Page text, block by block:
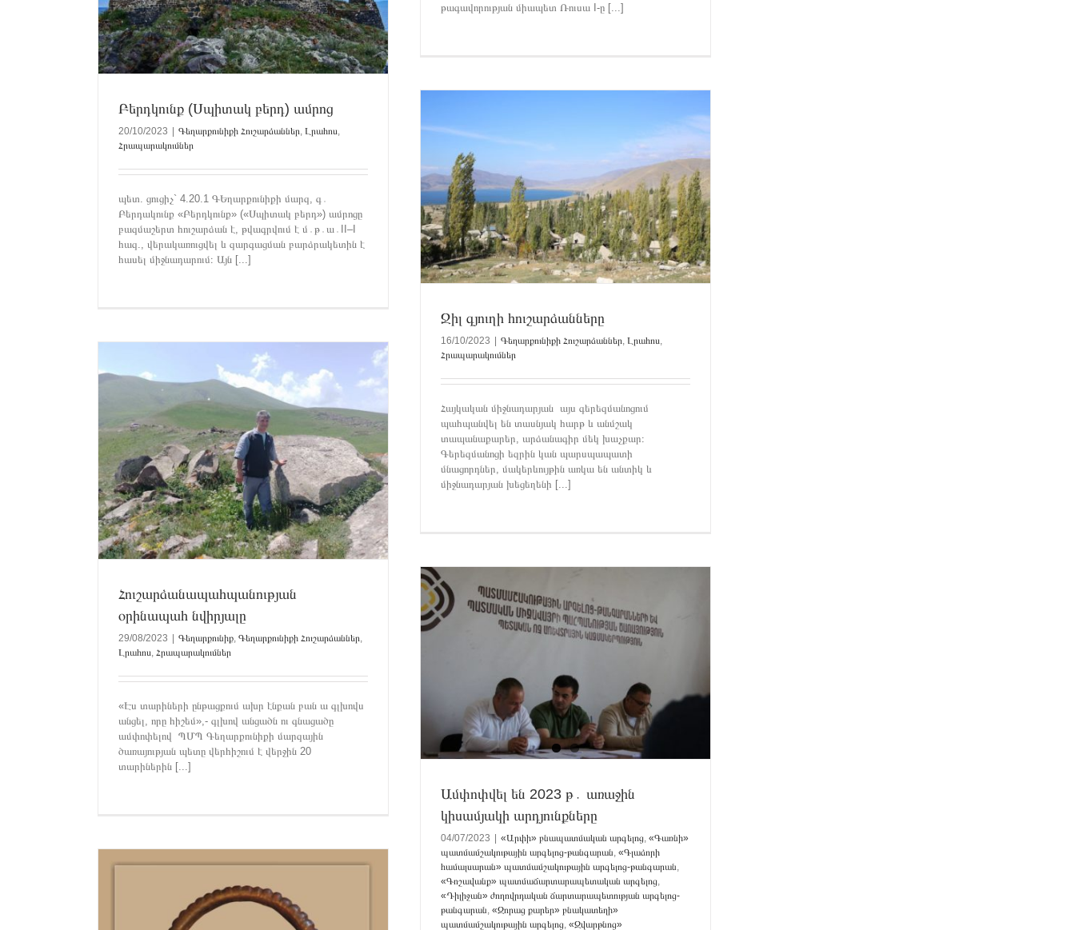
թագավորության միապետ Ռուսա I-ը [...]
Բերդկունք (Սպիտակ բերդ) ամրոց
20/10/2023 | Գեղարքունիքի Հուշարձաններ, Լրահոս,
Հրապարակումներ
պետ. ցուցիչ` 4.20.1 ԳԵղարքունիքի մարզ, գ․
Բերդակունք «Բերդկունք» («Սպիտակ բերդ») ամրոցը
բազմաշերտ հուշարձան է, թվագրվում է մ․թ․ա․II–I
հազ., վերակառուցվել և զարգացման բարձրակետին է
հասել միջնադարում։ Այն [...]
Ջիլ գյուղի հուշարձանները
Գեղարքունիքի Հուշարձաններ Լրահոս Հրապարակումներ
Ջիլ գյուղի հուշարձանները
16/10/2023 Գեղարքունիքի Հուշարձաններ, Լրահոս,
Հրապարակումներ
Հայկական միջնադարյան այս գերեզմանոցում
պահպանվել են տասնյակ հարթ և անմշակ
տապանաքարեր, արձանագիր մեկ խաչքար։
Գերեզմանոցի եզրին կան պարսպապատի
մնացորդներ, մակերևույթին առկա են անտիկ և
միջնադարյան խեցեղենի [...]
Հուշարձանապահպանության
օրինապահ նվիրյալը
29/08/2023 Գեղարքունիք, Գեղարքունիքի Հուշարձաններ,
Լրահոս, Հրապարակումներ
«Էս տարիների ընթացքում ախր էնքան բան ա գլխովս
անցել, որը հիշեմ»,- գլխով անցածն ու գնացածը
ամփոփելով ՊՄՊ Գեղարքունիքի մարզային
ծառայության պետը վերհիշում է վերջին 20
տարիներին [...]
Ամփոփվել են 2023 թ․ առաջին կիսամյակի
«Արփի» բնապատմական արգելոց
պատմամշակութային արգելոց-թանգարան
համալսարան» պատմամշակութային արգելոց-թանգարան
«Գոշավանք» պատմաճարտարապետական արգելոց
«Դիլիջան» ժողովրդական ճարտարապետության արգելոց-
թանգարան
պատմամշակութային արգելոց «Զվարթնոց»
քաղաքատեղի» պատմամշակութային արգելոց «Մեծամոր»
պատմահնագիտական արգելոց-թանգարան
Արմավիր
Գեղարքունիք Շիրակ Տավուշ
Արմավիրի Հուշարձաններ Արցախ
Հուշարձաններ
Ամփոփվել են 2023 թ․ առաջին
կիսամյակի արդյունքները
04/07/2023 «Արփի» բնապատմական արգելոց, «Գառնի»
պատմամշակութային արգելոց-թանգարան, «Գլաձորի
համալսարան» պատմամշակութային արգելոց-թանգարան,
«Գոշավանք» պատմաճարտարապետական արգելոց,
«Դիլիջան» ժողովրդական ճարտարապետության արգելոց-
թանգարան, «Զորաց քարեր» բնակատեղի»
պատմամշակութային արգելոց, «Զվարթնոց»